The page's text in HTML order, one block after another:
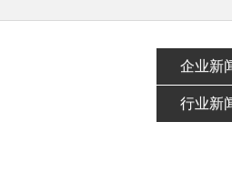
企业新
行业新